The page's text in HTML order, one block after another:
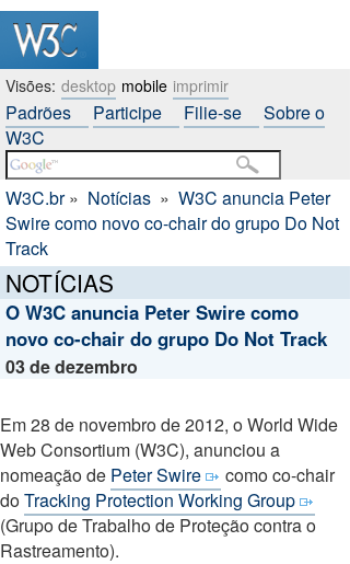
Visões: desktop mobile imprimir
Padrões Participe Filie-se
Sobre o
W3C
W3C.br » Notícias » W3C anuncia Peter
Swire como novo co-chair do grupo Do Not
Track
NOTÍCIAS
O W3C anuncia Peter Swire como
novo co-chair do grupo Do Not Track
03 de dezembro
Em 28 de novembro de 2012, o World Wide
Web Consortium (W3C), anunciou a
nomeação de Peter Swire
como co-chair
doTracking Protection Working Group
(Grupo de Trabalho de Proteção contra o
Rastreamento).